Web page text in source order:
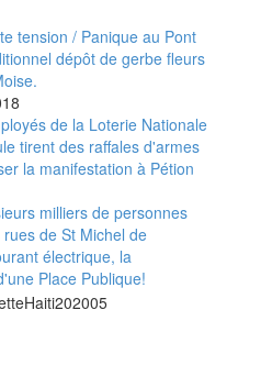
/ Panique au Pont
dépôt de gerbe fleurs
de la Loterie Nationale
des raffales d'armes
à Pétion
de personnes
St Michel de
la
Publique!